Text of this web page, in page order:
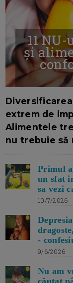
11
și
extrem de
Alimentele
nu trebuie să
Primul
un sfat
sa vezi
10/7/2026
-
9/6/2026
Nu am